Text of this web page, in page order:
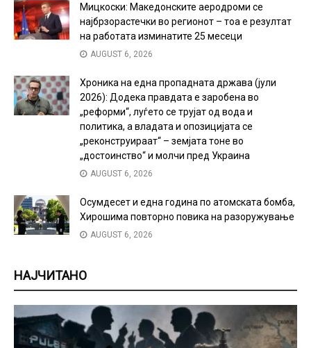
Мицкоски: Македонските аеродроми се
најбрзорастечки во регионот – тоа е резултат
на работата изминатите 25 месеци
AUGUST 6, 2026
Хроника на една пропадната држава (јули
2026): Додека правдата е заробена во
„реформи“, луѓето се трујат од вода и
политика, а владата и опозицијата се
„реконструираат“ – земјата тоне во
„достоинство“ и молчи пред Украина
AUGUST 6, 2026
Осумдесет и една година по атомската бомба,
Хирошима повторно повика на разоружување
AUGUST 6, 2026
НАЈЧИТАНО